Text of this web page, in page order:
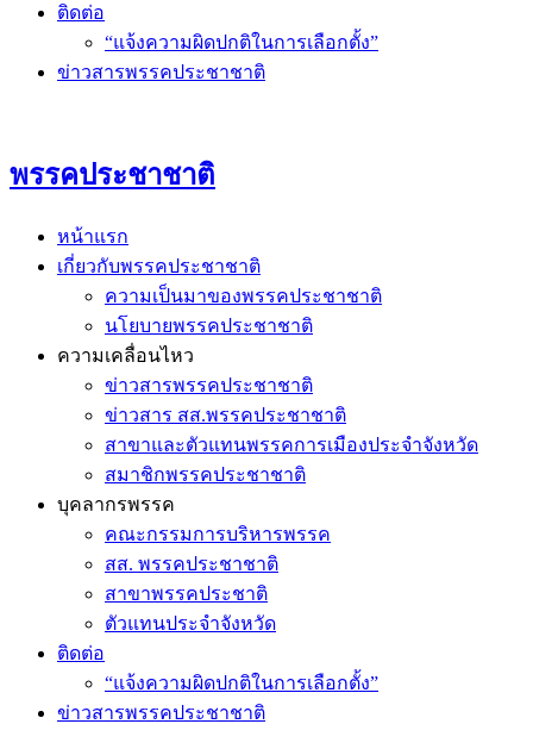
ติดต่อ
“แจ้งความผิดปกติในการเลือกตั้ง”
ข่าวสารพรรคประชาชาติ
พรรคประชาชาติ
หน้าแรก
เกี่ยวกับพรรคประชาชาติ
ความเป็นมาของพรรคประชาชาติ
นโยบายพรรคประชาชาติ
ความเคลื่อนไหว
ข่าวสารพรรคประชาชาติ
ข่าวสาร สส.พรรคประชาชาติ
สาขาและตัวแทนพรรคการเมืองประจำจังหวัด
สมาชิกพรรคประชาชาติ
บุคลากรพรรค
คณะกรรมการบริหารพรรค
สส. พรรคประชาชาติ
สาขาพรรคประชาติ
ตัวแทนประจำจังหวัด
ติดต่อ
“แจ้งความผิดปกติในการเลือกตั้ง”
ข่าวสารพรรคประชาชาติ